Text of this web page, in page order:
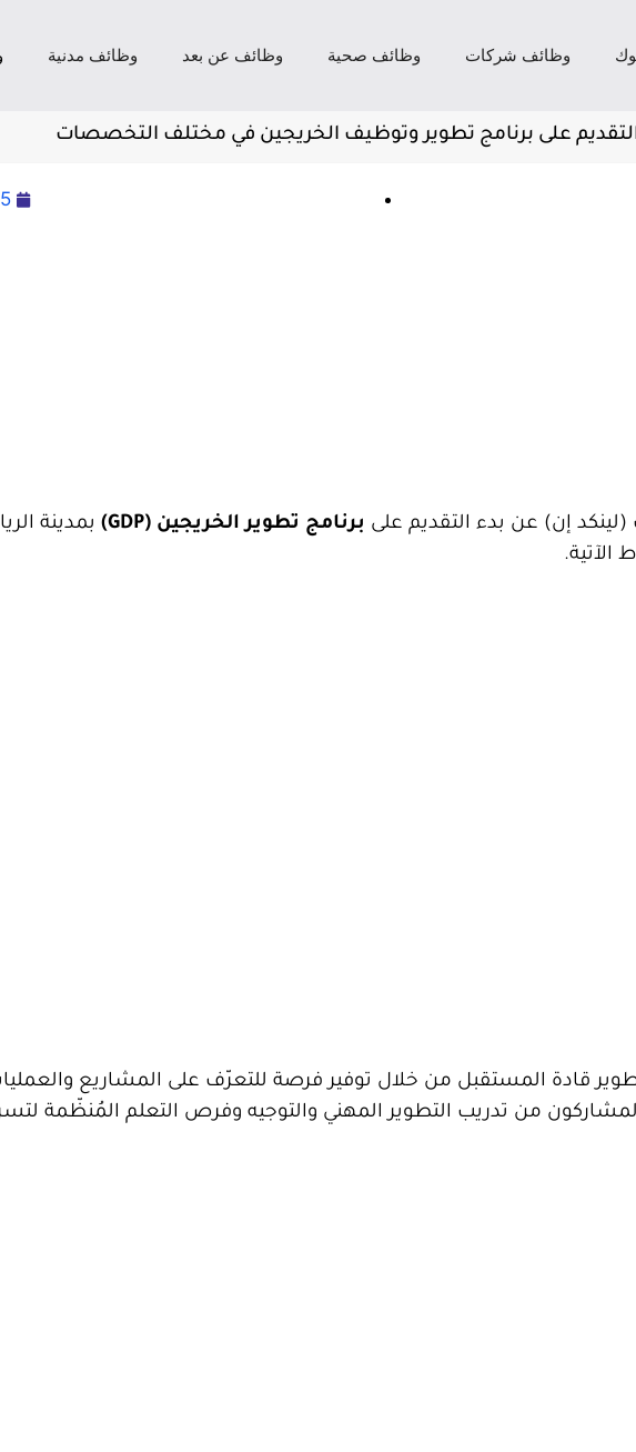
وظائف شركات وظائف صحية وظائف عن بعد وظائف مدنية
التقديم على برنامج تطوير وتوظيف الخريجين في مختلف التخصصات
(لينكد إن) عن بدء التقديم على برنامج تطوير الخريجين (GDP)
بمدينة
قادة المستقبل من خلال توفير فرصة للتعرّف على المشاريع
من تدريب التطوير المهني والتوجيه وفرص التعلم المُنظّمة